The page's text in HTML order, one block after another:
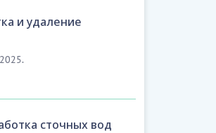
и удаление
сточных вод